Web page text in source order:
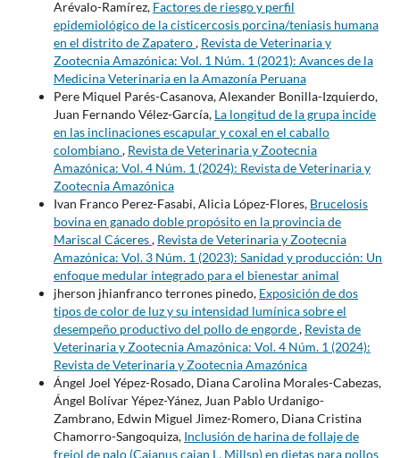
Arévalo-Ramírez, Factores de riesgo y perfil
epidemiológico de la cisticercosis porcina/teniasis humana
en el distrito de Zapatero, Revista de Veterinaria y
Zootecnia Amazónica: Vol. 1 Núm. 1 (2021): Avances de la
Medicina Veterinaria en la Amazonía Peruana
Pere Miquel Parés-Casanova, Alexander Bonilla-Izquierdo,
Juan Fernando Vélez-García, La longitud de la grupa incide
en las inclinaciones escapular y coxal en el caballo
colombiano, Revista de Veterinaria y Zootecnia
Amazónica: Vol. 4 Núm. 1 (2024): Revista de Veterinaria y
Zootecnia Amazónica
Ivan Franco Perez-Fasabi, Alicia López-Flores, Brucelosis
bovina en ganado doble propósito en la provincia de
Mariscal Cáceres, Revista de Veterinaria y Zootecnia
Amazónica: Vol. 3 Núm. 1 (2023): Sanidad y producción: Un
enfoque medular integrado para el bienestar animal
jherson jhianfranco terrones pinedo, Exposición de dos
tipos de color de luz y su intensidad lumínica sobre el
desempeño productivo del pollo de engorde, Revista de
Veterinaria y Zootecnia Amazónica: Vol. 4 Núm. 1 (2024):
Revista de Veterinaria y Zootecnia Amazónica
Ángel Joel Yépez-Rosado, Diana Carolina Morales-Cabezas,
Ángel Bolívar Yépez-Yánez, Juan Pablo Urdanigo-
Zambrano, Edwin Miguel Jimez-Romero, Diana Cristina
Chamorro-Sangoquiza, Inclusión de harina de follaje de
frejol de palo (Cajanus cajan L, Millsp) en dietas para pollos